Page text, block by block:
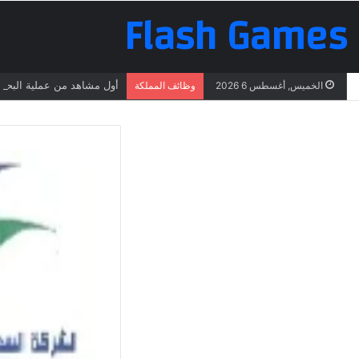
Flash Games
الخميس, أغسطس 6 2026 وظائف المملكة أول مشاهد من عملية البحث